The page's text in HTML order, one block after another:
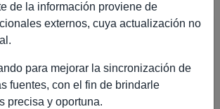
de la información proviene de
externos, cuya actualización no
para mejorar la sincronización de
fuentes, con el fin de brindarle
precisa y oportuna.